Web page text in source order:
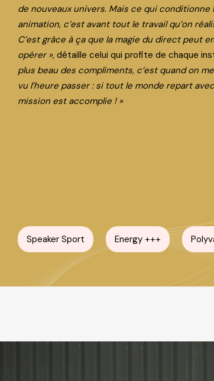
de nouveaux univers. Mais ce qui conditionne
animation, c’est avant tout le travail qu’on
C’est grâce à ça que la magie du direct peut
opérer », détaille celui qui profite de chaque
plus beau des compliments, c’est quand on me
vu l’heure passer : si tout le monde repart
mission est accomplie ! »
Speaker Sport Energy +++